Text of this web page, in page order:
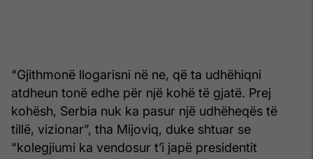
“Gjithmonë llogarisni në ne, që ta udhëhiqni
atdheun tonë edhe për një kohë të gjatë. Prej
kohësh, Serbia nuk ka pasur një udhëheqës të
tillë, vizionar”, tha Mijoviq, duke shtuar se
“kolegjiumi ka vendosur t’i japë presidentit